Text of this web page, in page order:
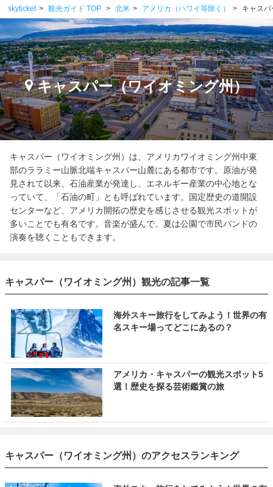
skyticket 観光ガイド TOP 北米 アメリカ（ハワイ等除く） キャス
キャスパー（ワイオミング州）
キャスパー（ワイオミング州）は、アメリカワイオミング州中東
部のララミー山脈北端キャスパー山麓にある都市です。原油が発
見されて以来、石油産業が発達し、エネルギー産業の中心地とな
っていて、「石油の町」とも呼ばれています。国定歴史の道開設
センターなど、アメリカ開拓の歴史を感じさせる観光スポットが
多いことでも有名です。音楽が盛んで、夏は公園で市民バンドの
演奏を聴くこともできます。
キャスパー（ワイオミング州）観光の記事一覧
海外スキー旅行をしてみよう！世界の有
名スキー場ってどこにあるの？
アメリカ・キャスパーの観光スポット5
選！歴史を探る芸術鑑賞の旅
キャスパー（ワイオミング州）のアクセスランキング